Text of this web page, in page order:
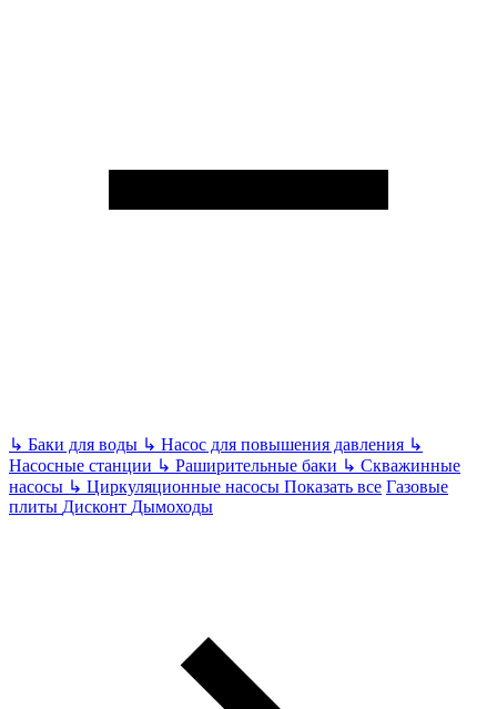
↳ Баки для воды ↳ Насос для повышения давления ↳
Насосные станции ↳ Раширительные баки ↳ Скважинные
насосы ↳ Циркуляционные насосы Показать все Газовые
плиты Дисконт Дымоходы